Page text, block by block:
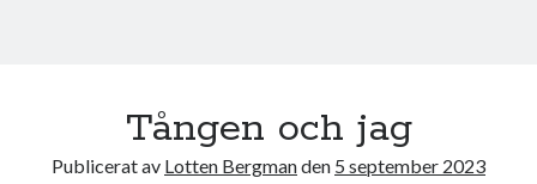
Tången och jag
Publicerat av Lotten Bergmanden 5 september 2023